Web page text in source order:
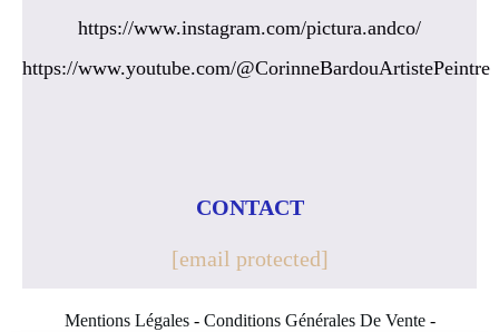
https://www.instagram.com/pictura.andco/
https://www.youtube.com/@CorinneBardouArtistePeintre
CONTACT
[email protected]
Mentions Légales Conditions Générales De Vente